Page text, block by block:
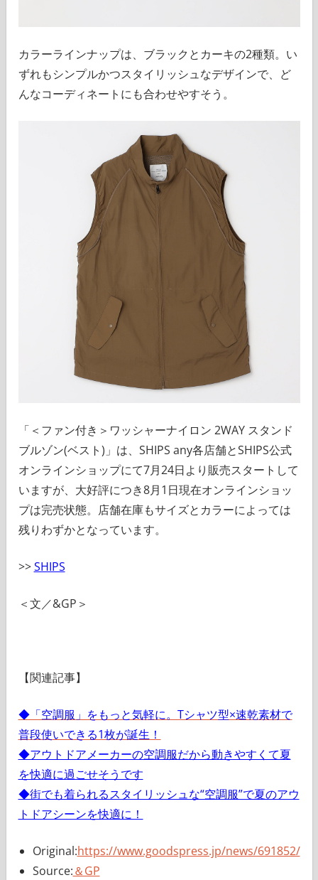
カラーラインナップは、ブラックとカーキの2種類。い
ずれもシンプルかつスタイリッシュなデザインで、ど
んなコーディネートにも合わせやすそう。
「＜ファン付き＞ワッシャーナイロン 2WAY スタンド
ブルゾン(ベスト)」は、SHIPS any各店舗とSHIPS公式
オンラインショップにて7月24日より販売スタートして
いますが、大好評につき8月1日現在オンラインショッ
プは完売状態。店舗在庫もサイズとカラーによっては
残りわずかとなっています。
>>SHIPS
＜文／&GP＞
【関連記事】
◆「空調服」をもっと気軽に。Tシャツ型×速乾素材で
普段使いできる1枚が誕生！
◆アウトドアメーカーの空調服だから動きやすくて夏
を快適に過ごせそうです
◆街でも着られるスタイリッシュな“空調服”で夏のアウ
トドアシーンを快適に！
Original:https://www.goodspress.jp/news/691852/
Source:＆GP